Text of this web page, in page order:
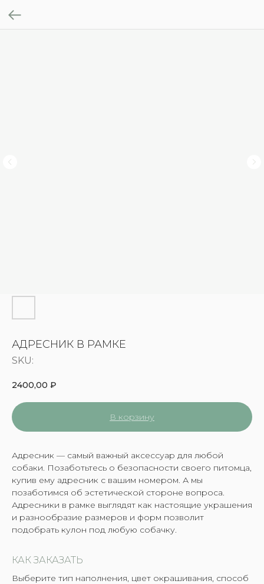
АДРЕСНИК В РАМКЕ
SKU:
2400,00 ₽
В корзину
Адресник — самый важный аксессуар для любой
собаки. Позаботьтесь о безопасности своего питомца,
купив ему адресник с вашим номером. А мы
позаботимся об эстетической стороне вопроса.
Адресники в рамке выглядят как настоящие украшения
и разнообразие размеров и форм позволит
подобрать кулон под любую собачку.
КАК ЗАКАЗАТЬ
Выберите тип наполнения, цвет окрашивания, способ